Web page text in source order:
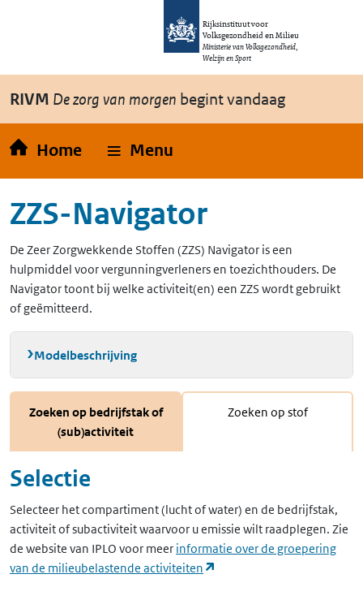
Overslaan en naar de inhoud gaan
Rijksinstituut voor
Volksgezondheid en Milieu
Ministerie van Volksgezondheid,
Welzijn en Sport
RIVM De zorg van morgen begint vandaag
Home Menu
ZZS-Navigator
De Zeer Zorgwekkende Stoffen (ZZS) Navigator is een
hulpmiddel voor vergunningverleners en toezichthouders. De
Navigator toont bij welke activiteit(en) een ZZS wordt gebruikt
of geëmitteerd.
Modelbeschrijving
Zoeken op bedrijfstak of
(sub)activiteit
Zoeken op stof
Selectie
Selecteer het compartiment (lucht of water) en de bedrijfstak,
activiteit of subactiviteit waarvoor u emissie wilt raadplegen. Zie
de website van IPLO voor meer informatie over de groepering
van de milieubelastende activiteiten